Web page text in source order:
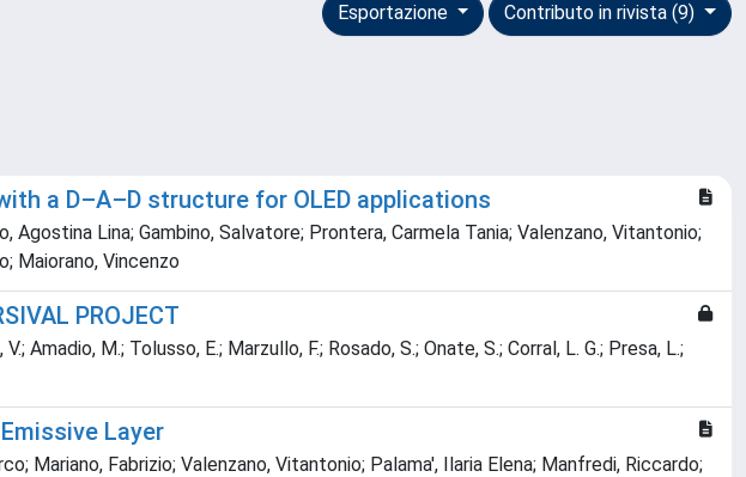
Contributo in rivista (9)
Esportazione
a D–A–D structure for OLED applications
Lina; Gambino, Salvatore; Prontera, Carmela Tania; Valenzano, Vitantonio;
Maiorano, Vincenzo
PROJECT
Amadio, M.; Tolusso, E.; Marzullo, F.; Rosado, S.; Onate, S.; Corral, L. G.; Presa, L.;
Layer
Mariano, Fabrizio; Valenzano, Vitantonio; Palama', Ilaria Elena; Manfredi, Riccardo;